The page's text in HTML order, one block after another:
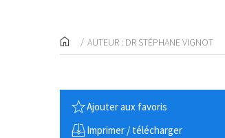
AUTEUR : DR STÉPHANE VIGNOT
Ajouter aux favoris
Imprimer / télécharger